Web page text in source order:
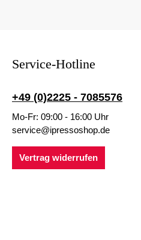
Service-Hotline
+49 (0)2225 - 7085576
Mo-Fr: 09:00 - 16:00 Uhr
service@ipressoshop.de
Vertrag widerrufen